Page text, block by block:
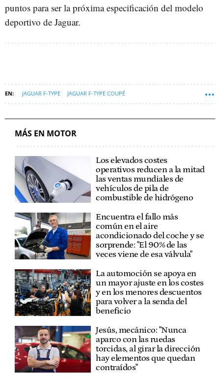
puntos para ser la próxima especificación del modelo
deportivo de Jaguar.
JAGUAR F-TYPE JAGUAR F-TYPE COUPÉ
MÁS EN MOTOR
Los elevados costes
operativos reducen a la mitad
las ventas mundiales de
vehículos de pila de
combustible de hidrógeno
Encuentra el fallo más
común en el aire
acondicionado del coche y se
sorprende: "El 90% de las
veces viene de esa válvula"
La automoción se apoya en
un mayor ajuste en los costes
y en los menores descuentos
para volver a la senda del
beneficio
Jesús, mecánico: "Nunca
aparco con las ruedas
torcidas, al girar la dirección
hay elementos que quedan
contraídos"